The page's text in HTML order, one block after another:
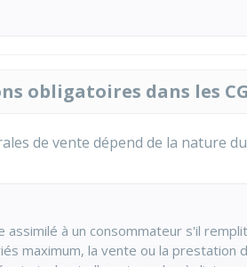
obligatoires dans les
de vente dépend de la nature
à un consommateur s'il
maximum, la vente ou la prestation